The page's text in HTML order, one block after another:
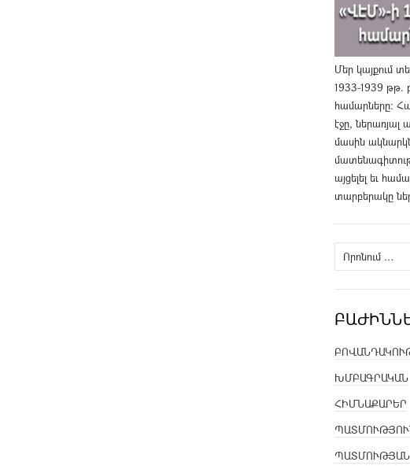
Մեր կայքում
1933-1939 թթ.
համարները։
էջը, ներառյալ
մասին
այցելել եւ
տարբերակը
Որոնել՝
ԽՄԲԱԳՐԱԿԱՆ
ՀԻՄՆԱՔԱՐԵՐ